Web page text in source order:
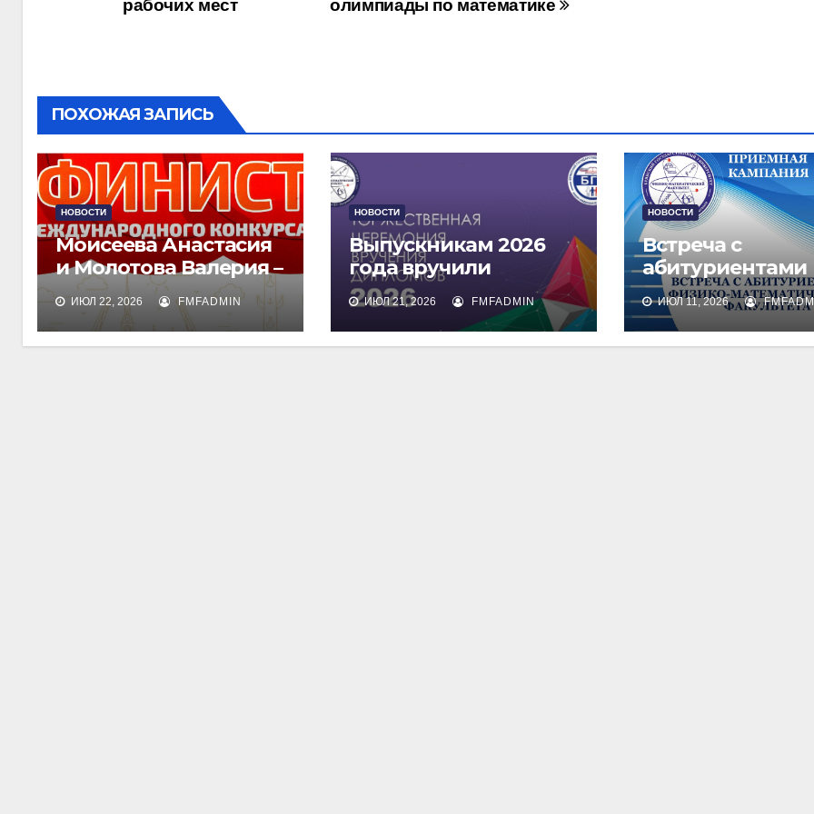
по
олимпиады по математике
рабочих мест
ПОХОЖАЯ ЗАПИСЬ
НОВОСТИ
Моисеева Анастасия
и Молотова Валерия –
лауреаты
международного
конкурса талантов
ИЮЛ 22, 2026 FMFADMIN
НОВОСТИ
Выпускникам 2026
года вручили
дипломы о высшем
образовании
ИЮЛ 21, 2026 FMFADMIN
НОВОСТИ
Встреча с
абитуриентами
физико-
факультета и их
ИЮЛ 11, 2026